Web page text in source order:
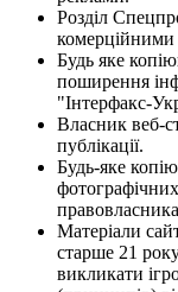
Розділ
Будь яке
поширення
"Інтерфакс-
Власник веб-
публікації.
Будь-яке
фотографічних
Матеріали
старше 21
викликати